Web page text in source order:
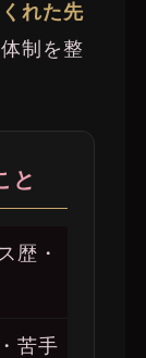
れた先
制を整
と
歴・
苦手